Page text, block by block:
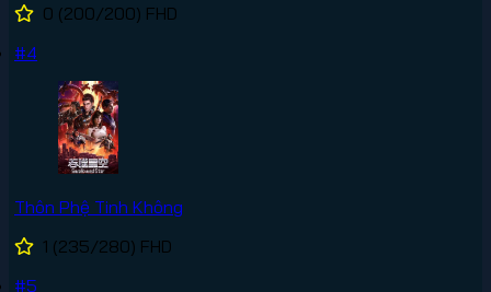
0 (200/200) FHD
#4
Thôn Phệ Tinh Không
1 (235/280) FHD
#5